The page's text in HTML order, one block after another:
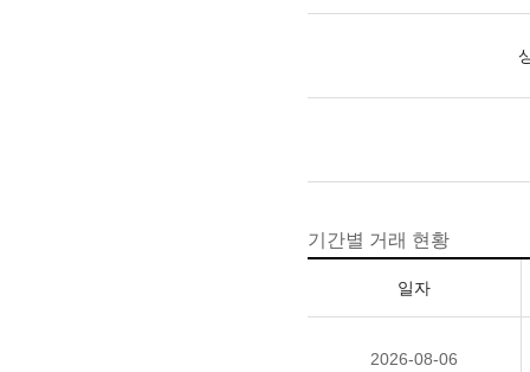
기간별 거래 현황
일자
2026-08-06